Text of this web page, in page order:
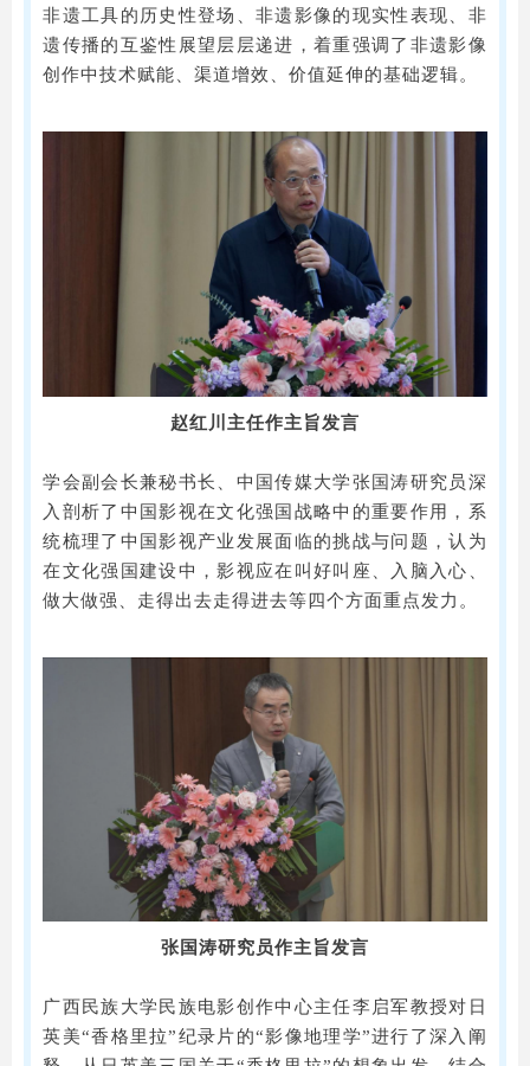
非遗工具的历史性登场、非遗影像的现实性表现、非
遗传播的互鉴性展望层层递进，着重强调了非遗影像
创作中技术赋能、渠道增效、价值延伸的基础逻辑。
赵红川主任作主旨发言
学会副会长兼秘书长、中国传媒大学张国涛研究员深
入剖析了中国影视在文化强国战略中的重要作用，系
统梳理了中国影视产业发展面临的挑战与问题，认为
在文化强国建设中，影视应在叫好叫座、入脑入心、
做大做强、走得出去走得进去等四个方面重点发力。
张国涛研究员作主旨发言
广西民族大学民族电影创作中心主任李启军教授对日
英美“香格里拉”纪录片的“影像地理学”进行了深入阐